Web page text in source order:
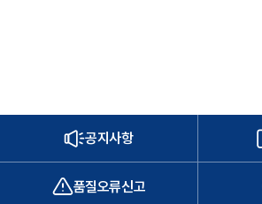
공지사항
품질오류신고